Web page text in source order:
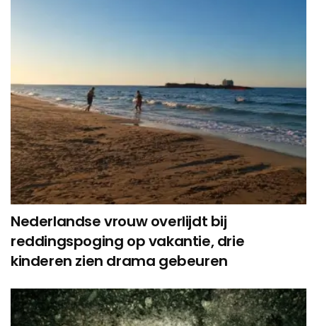
Nederlandse vrouw overlijdt bij
reddingspoging op vakantie, drie
kinderen zien drama gebeuren